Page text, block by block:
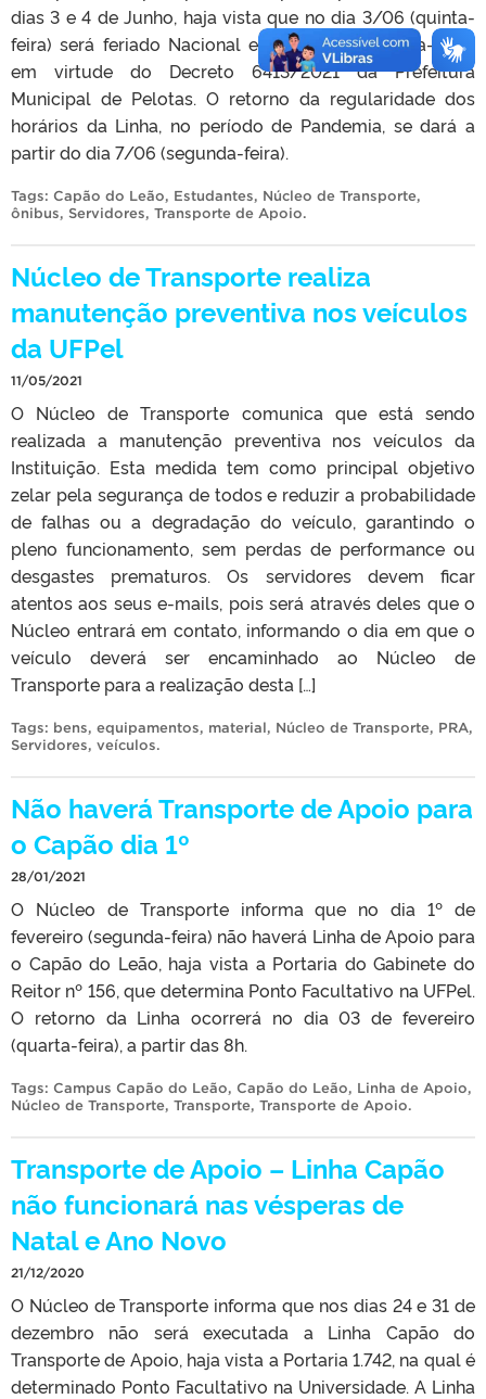
dias 3 e 4 de Junho, haja vista que no dia 3/06 (quinta-
feira) será feriado Nacional e no dia 4/06 (sexta-feira)
em virtude do Decreto 6413/2021 da Prefeitura
Municipal de Pelotas. O retorno da regularidade dos
horários da Linha, no período de Pandemia, se dará a
partir do dia 7/06 (segunda-feira).
Tags: Capão do Leão, Estudantes, Núcleo de Transporte,
ônibus, Servidores, Transporte de Apoio.
Núcleo de Transporte realiza
manutenção preventiva nos veículos
da UFPel
11/05/2021
O Núcleo de Transporte comunica que está sendo
realizada a manutenção preventiva nos veículos da
Instituição. Esta medida tem como principal objetivo
zelar pela segurança de todos e reduzir a probabilidade
de falhas ou a degradação do veículo, garantindo o
pleno funcionamento, sem perdas de performance ou
desgastes prematuros. Os servidores devem ficar
atentos aos seus e-mails, pois será através deles que o
Núcleo entrará em contato, informando o dia em que o
veículo deverá ser encaminhado ao Núcleo de
Transporte para a realização desta […]
Tags: bens, equipamentos, material, Núcleo de Transporte, PRA,
Servidores, veículos.
Não haverá Transporte de Apoio para
o Capão dia 1º
28/01/2021
O Núcleo de Transporte informa que no dia 1º de
fevereiro (segunda-feira) não haverá Linha de Apoio para
o Capão do Leão, haja vista a Portaria do Gabinete do
Reitor nº 156, que determina Ponto Facultativo na UFPel.
O retorno da Linha ocorrerá no dia 03 de fevereiro
(quarta-feira), a partir das 8h.
Tags: Campus Capão do Leão, Capão do Leão, Linha de Apoio,
Núcleo de Transporte, Transporte, Transporte de Apoio.
Transporte de Apoio – Linha Capão
não funcionará nas vésperas de
Natal e Ano Novo
21/12/2020
O Núcleo de Transporte informa que nos dias 24 e 31 de
dezembro não será executada a Linha Capão do
Transporte de Apoio, haja vista a Portaria 1.742, na qual é
determinado Ponto Facultativo na Universidade. A Linha